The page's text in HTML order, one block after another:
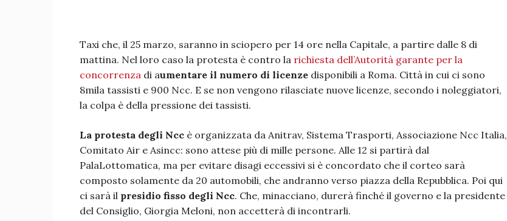
Taxi che, il 25 marzo, saranno in sciopero per 14 ore nella Capitale, a partire dalle 8 di
mattina. Nel loro caso la protesta è contro la richiesta dell’Autorità garante per la
concorrenza di aumentare il numero di licenze disponibili a Roma. Città in cui ci sono
8mila tassisti e 900 Ncc. E se non vengono rilasciate nuove licenze, secondo i noleggiatori,
la colpa è della pressione dei tassisti.
La protesta degli Ncc è organizzata da Anitrav, Sistema Trasporti, Associazione Ncc Italia,
Comitato Air e Asincc: sono attese più di mille persone. Alle 12 si partirà dal
PalaLottomatica, ma per evitare disagi eccessivi si è concordato che il corteo sarà
composto solamente da 20 automobili, che andranno verso piazza della Repubblica. Poi qui
ci sarà il presidio fisso degli Ncc. Che, minacciano, durerà finché il governo e la presidente
del Consiglio, Giorgia Meloni, non accetterà di incontrarli.